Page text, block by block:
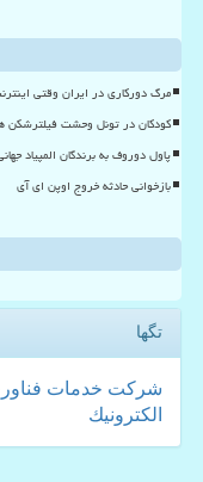
مرگ دورکاری در ایران وقتی
کودکان در تونل وحشت فیلترشکن
پاول دوروف به برندگان المپیاد
بازخوانی حادثه خروج اوپن ای آی
تگها
شركت خدمات
الكترونیك